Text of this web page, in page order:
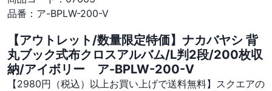
品番： ア-BPLW-200-V
【アウトレット/数量限定特価】ナカバヤシ 背
丸ブック式布クロスアルバム/L判2段/200枚収
納/アイボリー ア-BPLW-200-V
【2980円（税込）以上お買い上げで送料無料】スクエアの